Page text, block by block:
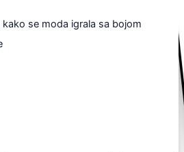
kako se moda igrala sa bojom